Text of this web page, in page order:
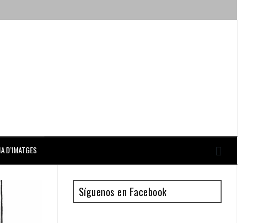
Adrián
D’IMATGES
Síguenos en Facebook